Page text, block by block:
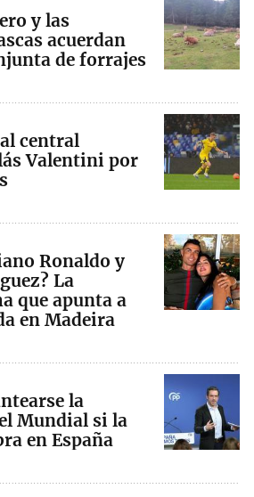
y las
acuerdan
de forrajes
central
Valentini por
Ronaldo y
La
que apunta a
en Madeira
la
Mundial si la
en España